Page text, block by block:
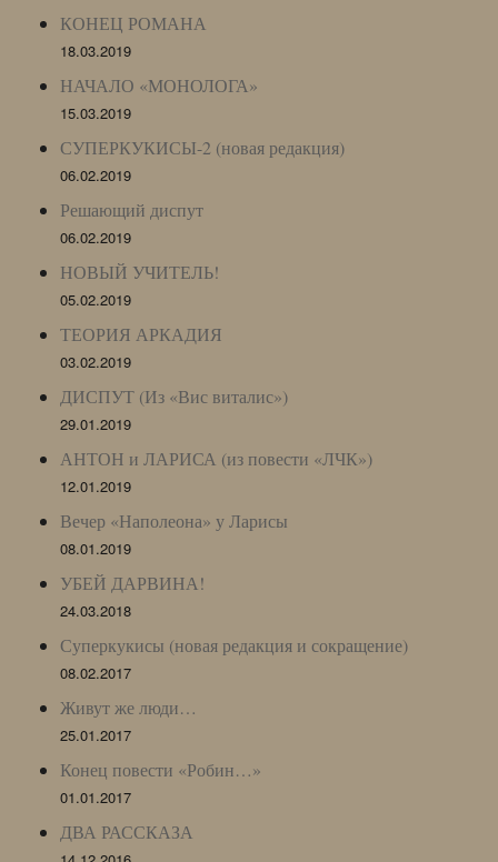
КОНЕЦ РОМАНА
18.03.2019
НАЧАЛО «МОНОЛОГА»
15.03.2019
СУПЕРКУКИСЫ-2 (новая редакция)
06.02.2019
Решающий диспут
06.02.2019
НОВЫЙ УЧИТЕЛЬ!
05.02.2019
ТЕОРИЯ АРКАДИЯ
03.02.2019
ДИСПУТ (Из «Вис виталис»)
29.01.2019
АНТОН и ЛАРИСА (из повести «ЛЧК»)
12.01.2019
Вечер «Наполеона» у Ларисы
08.01.2019
УБЕЙ ДАРВИНА!
24.03.2018
Суперкукисы (новая редакция и сокращение)
08.02.2017
Живут же люди…
25.01.2017
Конец повести «Робин…»
01.01.2017
ДВА РАССКАЗА